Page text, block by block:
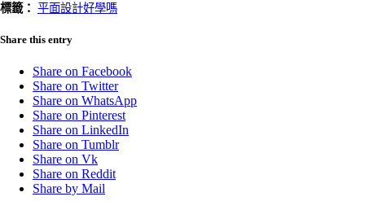
標籤： 平面設計好學嗎
Share this entry
Share on Facebook
Share on Twitter
Share on WhatsApp
Share on Pinterest
Share on LinkedIn
Share on Tumblr
Share on Vk
Share on Reddit
Share by Mail